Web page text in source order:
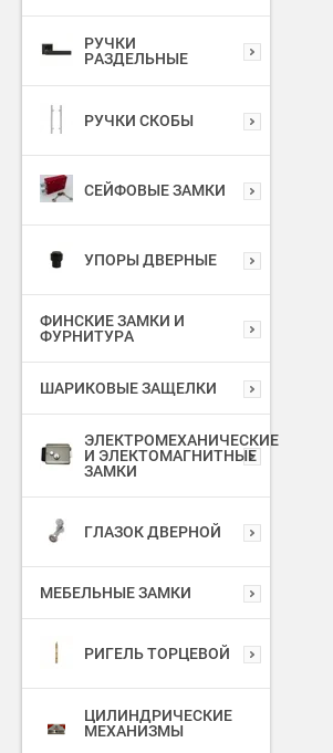
РУЧКИ
РАЗДЕЛЬНЫЕ
РУЧКИ СКОБЫ
СЕЙФОВЫЕ ЗАМКИ
УПОРЫ ДВЕРНЫЕ
ФИНСКИЕ ЗАМКИ И
ФУРНИТУРА
ШАРИКОВЫЕ ЗАЩЕЛКИ
ЭЛЕКТРОМЕХАНИЧЕСКИЕ
И ЭЛЕКТОМАГНИТНЫЕ
ЗАМКИ
ГЛАЗОК ДВЕРНОЙ
МЕБЕЛЬНЫЕ ЗАМКИ
РИГЕЛЬ ТОРЦЕВОЙ
ЦИЛИНДРИЧЕСКИЕ
МЕХАНИЗМЫ